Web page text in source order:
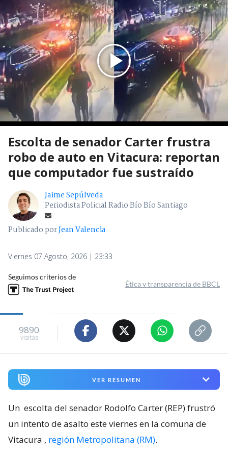
Escolta de senador Carter frustra
robo de auto en Vitacura: reportan
que computador fue sustraído
Jaime Sepúlveda
Periodista Policial Radio Bío Bío Santiago
Publicado porJean Valencia
Viernes 07 Agosto, 2026 | 23:33
Seguimos criterios de
Ética y transparencia de BBCL
9890
visitas
VER RESUMEN
Un escolta del senador Rodolfo Carter (REP) frustró
un intento de asalto este viernes en la comuna de
Vitacura , región Metropolitana (RM).